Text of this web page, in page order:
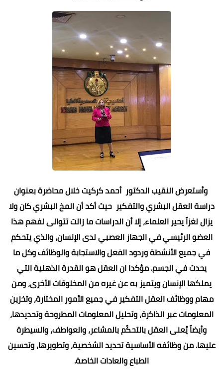
وأستعرض النقيب الدكتور أحمد كركيت خلال محاضرة بعنوان
دراسة العقل البشري والتفكير حيث أكد أن المخ البشري كان ولا
يزال لغزاً يحير العلماء، إلا أن الدراسات ما زالت تتوالى لفهم هذا
العضو الرئيسي في الجهاز العصبي لدى الإنسان، والذي يتحكم
في جميع الأنشطة وردود الفعل والاستجابة والوظائف وكل ما
يحدث في الجسم. مؤكدا ان العقل هو القدرة الذهنية التي
يملكها الإنسان ويتميز به عن غيره من المخلوقات الأخرى، ومن
مهام ووظائف العقل التفكير في جميع الأمور المختارة، وتخزين
المعلومات عبر الذاكرة، وتحليل المعلومات المطروحة وتحديدها،
وأيضاً يُعنى العقل بالتحكّم بالمشاعر، والعواطف، والسيطرة
عليها. من وظائفه الأساسية تحديد الشخصية، وتطويرها، وتحسين
الطباع والعادات الخاصة.